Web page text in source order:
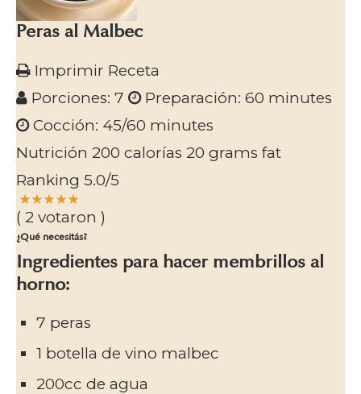
Peras al Malbec
Imprimir Receta
Porciones: 7 Preparación: 60 minutes
Cocción: 45/60 minutes
Nutrición 200 calorías 20 grams fat
Ranking 5.0/5
( 2 votaron )
¿Qué necesitás?
Ingredientes para hacer membrillos al
horno:
7 peras
1 botella de vino malbec
200cc de agua